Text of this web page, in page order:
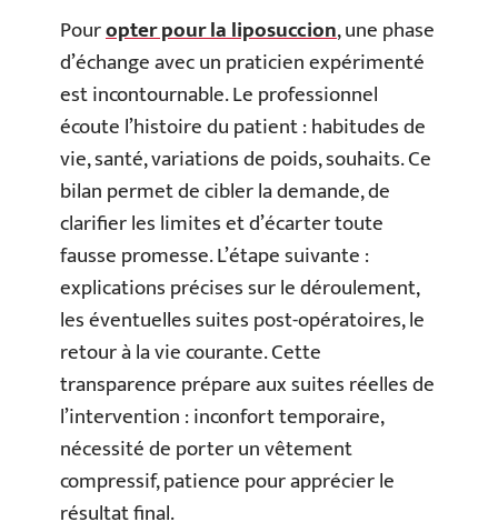
Pouropter pour la liposuccion, une phase
d’échange avec un praticien expérimenté
est incontournable. Le professionnel
écoute l’histoire du patient : habitudes de
vie, santé, variations de poids, souhaits. Ce
bilan permet de cibler la demande, de
clarifier les limites et d’écarter toute
fausse promesse. L’étape suivante :
explications précises sur le déroulement,
les éventuelles suites post-opératoires, le
retour à la vie courante. Cette
transparence prépare aux suites réelles de
l’intervention : inconfort temporaire,
nécessité de porter un vêtement
compressif, patience pour apprécier le
résultat final.